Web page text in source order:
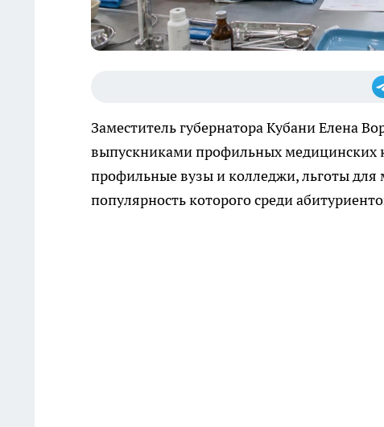
Заместитель губернатора Кубани Елена
выпускниками профильных медицинских
профильные вузы и колледжи, льготы для
популярность которого среди